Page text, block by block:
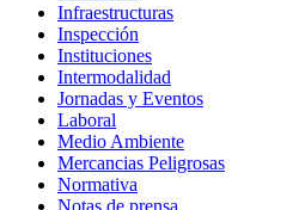
Infraestructuras
Inspección
Instituciones
Intermodalidad
Jornadas y Eventos
Laboral
Medio Ambiente
Mercancias Peligrosas
Normativa
Notas de prensa